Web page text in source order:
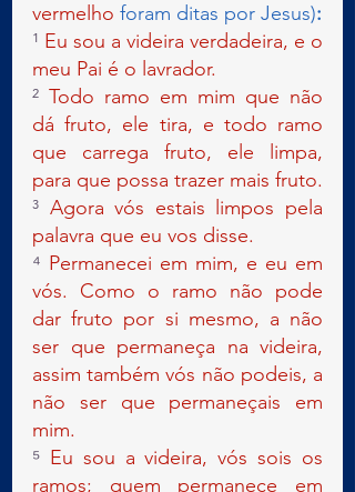
vermelho foram ditas por Jesus):
¹ Eu sou a videira verdadeira, e o
meu Pai é o lavrador.
² Todo ramo em mim que não
dá fruto, ele tira, e todo ramo
que carrega fruto, ele limpa,
para que possa trazer mais fruto.
³ Agora vós estais limpos pela
palavra que eu vos disse.
⁴ Permanecei em mim, e eu em
vós. Como o ramo não pode
dar fruto por si mesmo, a não
ser que permaneça na videira,
assim também vós não podeis, a
não ser que permaneçais em
mim.
⁵ Eu sou a videira, vós sois os
ramos; quem permanece em